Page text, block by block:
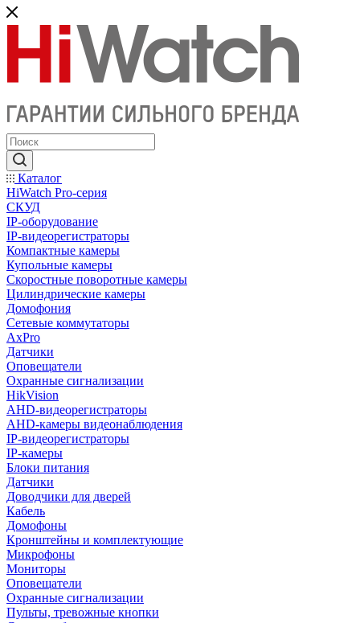
Каталог
HiWatch Pro-серия
CКУД
IP-оборудование
IP-видеорегистраторы
Компактные камеры
Купольные камеры
Скоростные поворотные камеры
Цилиндрические камеры
Домофония
Сетевые коммутаторы
AxPro
Датчики
Оповещатели
Охранные сигнализации
HikVision
AHD-видеорегистраторы
AHD-камеры видеонаблюдения
IP-видеорегистраторы
IP-камеры
Блоки питания
Датчики
Доводчики для дверей
Кабель
Домофоны
Кронштейны и комплектующие
Микрофоны
Мониторы
Оповещатели
Охранные сигнализации
Пульты, тревожные кнопки